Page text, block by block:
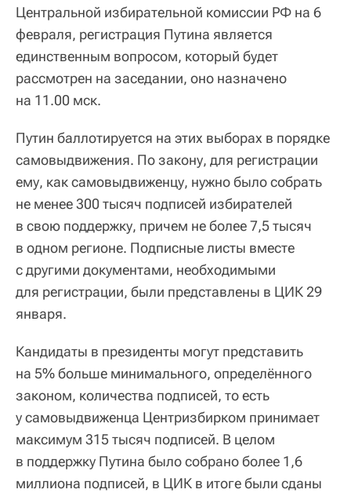
Центральной избирательной комиссии РФ на 6
февраля, регистрация Путина является
единственным вопросом, который будет
рассмотрен на заседании, оно назначено
на 11.00 мск.
Путин баллотируется на этих выборах в порядке
самовыдвижения. По закону, для регистрации
ему, как самовыдвиженцу, нужно было собрать
не менее 300 тысяч подписей избирателей
в свою поддержку, причем не более 7,5 тысяч
в одном регионе. Подписные листы вместе
с другими документами, необходимыми
для регистрации, были представлены в ЦИК 29
января.
Кандидаты в президенты могут представить
на 5% больше минимального, определённого
законом, количества подписей, то есть
у самовыдвиженца Центризбирком принимает
максимум 315 тысяч подписей. В целом
в поддержку Путина было собрано более 1,6
миллиона подписей, в ЦИК в итоге были сданы